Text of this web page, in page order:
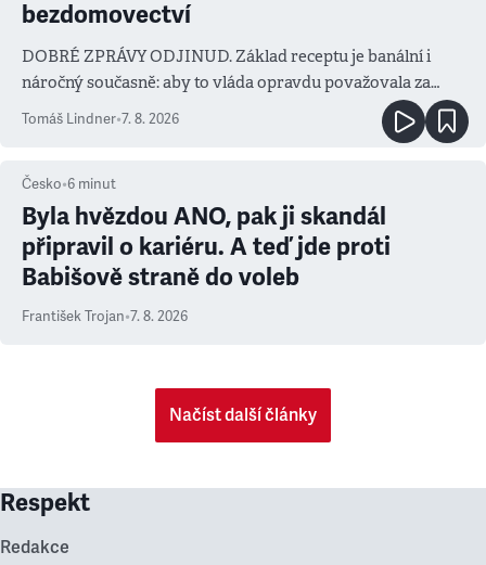
bezdomovectví
DOBRÉ ZPRÁVY ODJINUD. Základ receptu je banální i
náročný současně: aby to vláda opravdu považovala za
prioritu
Tomáš Lindner•7. 8. 2026
Česko•6 minut
Byla hvězdou ANO, pak ji skandál
připravil o kariéru. A teď jde proti
Babišově straně do voleb
František Trojan•7. 8. 2026
Načíst další články
Respekt
Redakce